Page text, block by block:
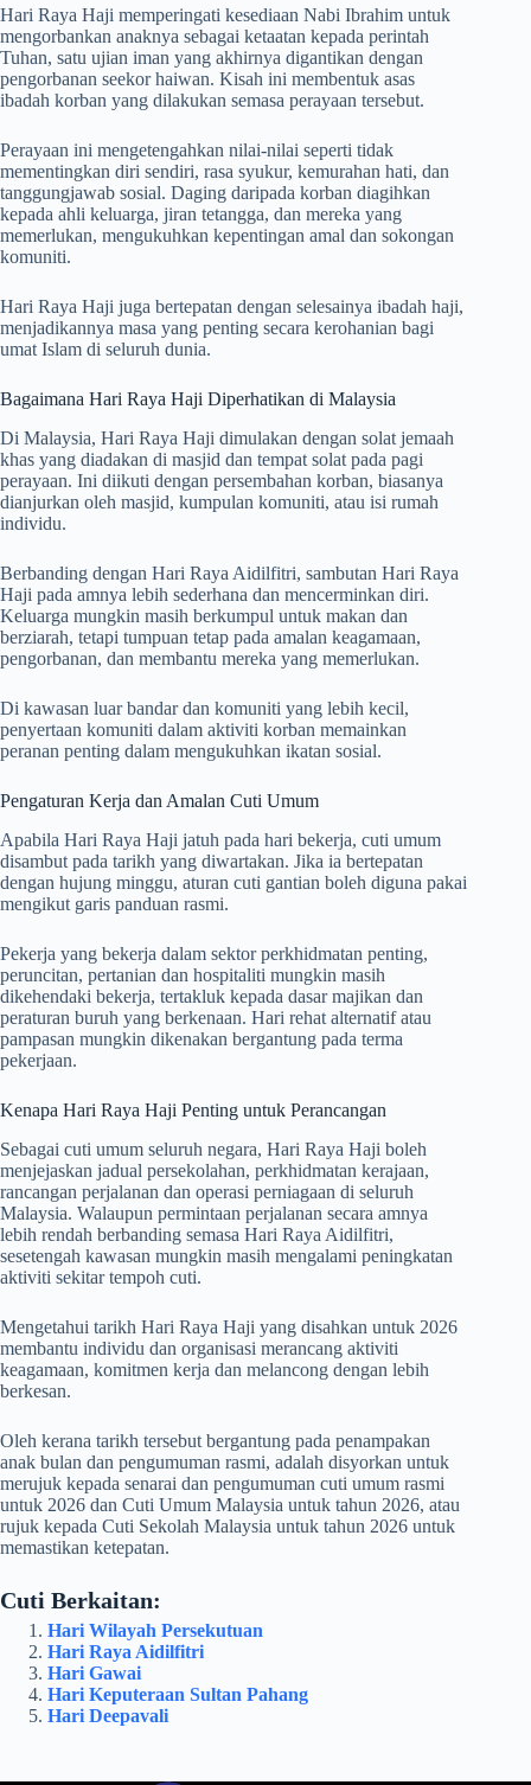
Hari Raya Haji memperingati kesediaan Nabi Ibrahim untuk
mengorbankan anaknya sebagai ketaatan kepada perintah
Tuhan, satu ujian iman yang akhirnya digantikan dengan
pengorbanan seekor haiwan. Kisah ini membentuk asas
ibadah korban yang dilakukan semasa perayaan tersebut.
Perayaan ini mengetengahkan nilai-nilai seperti tidak
mementingkan diri sendiri, rasa syukur, kemurahan hati, dan
tanggungjawab sosial. Daging daripada korban diagihkan
kepada ahli keluarga, jiran tetangga, dan mereka yang
memerlukan, mengukuhkan kepentingan amal dan sokongan
komuniti.
Hari Raya Haji juga bertepatan dengan selesainya ibadah haji,
menjadikannya masa yang penting secara kerohanian bagi
umat Islam di seluruh dunia.
Bagaimana Hari Raya Haji Diperhatikan di Malaysia
Di Malaysia, Hari Raya Haji dimulakan dengan solat jemaah
khas yang diadakan di masjid dan tempat solat pada pagi
perayaan. Ini diikuti dengan persembahan korban, biasanya
dianjurkan oleh masjid, kumpulan komuniti, atau isi rumah
individu.
Berbanding dengan Hari Raya Aidilfitri, sambutan Hari Raya
Haji pada amnya lebih sederhana dan mencerminkan diri.
Keluarga mungkin masih berkumpul untuk makan dan
berziarah, tetapi tumpuan tetap pada amalan keagamaan,
pengorbanan, dan membantu mereka yang memerlukan.
Di kawasan luar bandar dan komuniti yang lebih kecil,
penyertaan komuniti dalam aktiviti korban memainkan
peranan penting dalam mengukuhkan ikatan sosial.
Pengaturan Kerja dan Amalan Cuti Umum
Apabila Hari Raya Haji jatuh pada hari bekerja, cuti umum
disambut pada tarikh yang diwartakan. Jika ia bertepatan
dengan hujung minggu, aturan cuti gantian boleh diguna pakai
mengikut garis panduan rasmi.
Pekerja yang bekerja dalam sektor perkhidmatan penting,
peruncitan, pertanian dan hospitaliti mungkin masih
dikehendaki bekerja, tertakluk kepada dasar majikan dan
peraturan buruh yang berkenaan. Hari rehat alternatif atau
pampasan mungkin dikenakan bergantung pada terma
pekerjaan.
Kenapa Hari Raya Haji Penting untuk Perancangan
Sebagai cuti umum seluruh negara, Hari Raya Haji boleh
menjejaskan jadual persekolahan, perkhidmatan kerajaan,
rancangan perjalanan dan operasi perniagaan di seluruh
Malaysia. Walaupun permintaan perjalanan secara amnya
lebih rendah berbanding semasa Hari Raya Aidilfitri,
sesetengah kawasan mungkin masih mengalami peningkatan
aktiviti sekitar tempoh cuti.
Mengetahui tarikh Hari Raya Haji yang disahkan untuk 2026
membantu individu dan organisasi merancang aktiviti
keagamaan, komitmen kerja dan melancong dengan lebih
berkesan.
Oleh kerana tarikh tersebut bergantung pada penampakan
anak bulan dan pengumuman rasmi, adalah disyorkan untuk
merujuk kepada senarai dan pengumuman cuti umum rasmi
untuk 2026 dan Cuti Umum Malaysia untuk tahun 2026, atau
rujuk kepada Cuti Sekolah Malaysia untuk tahun 2026 untuk
memastikan ketepatan.
Cuti Berkaitan:
Hari Wilayah Persekutuan
Hari Raya Aidilfitri
Hari Gawai
Hari Keputeraan Sultan Pahang
Hari Deepavali